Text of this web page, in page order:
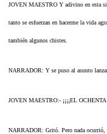
JOVEN MAESTRO Y adivino en esta
tanto se esfuerzan en hacerme la vida
también algunos chistes.
NARRADOR: Y se puso al asunto
JOVEN MAESTRO:- ¡¡¡¡EL
NARRADOR: Gritó. Pero nada ocurrió,